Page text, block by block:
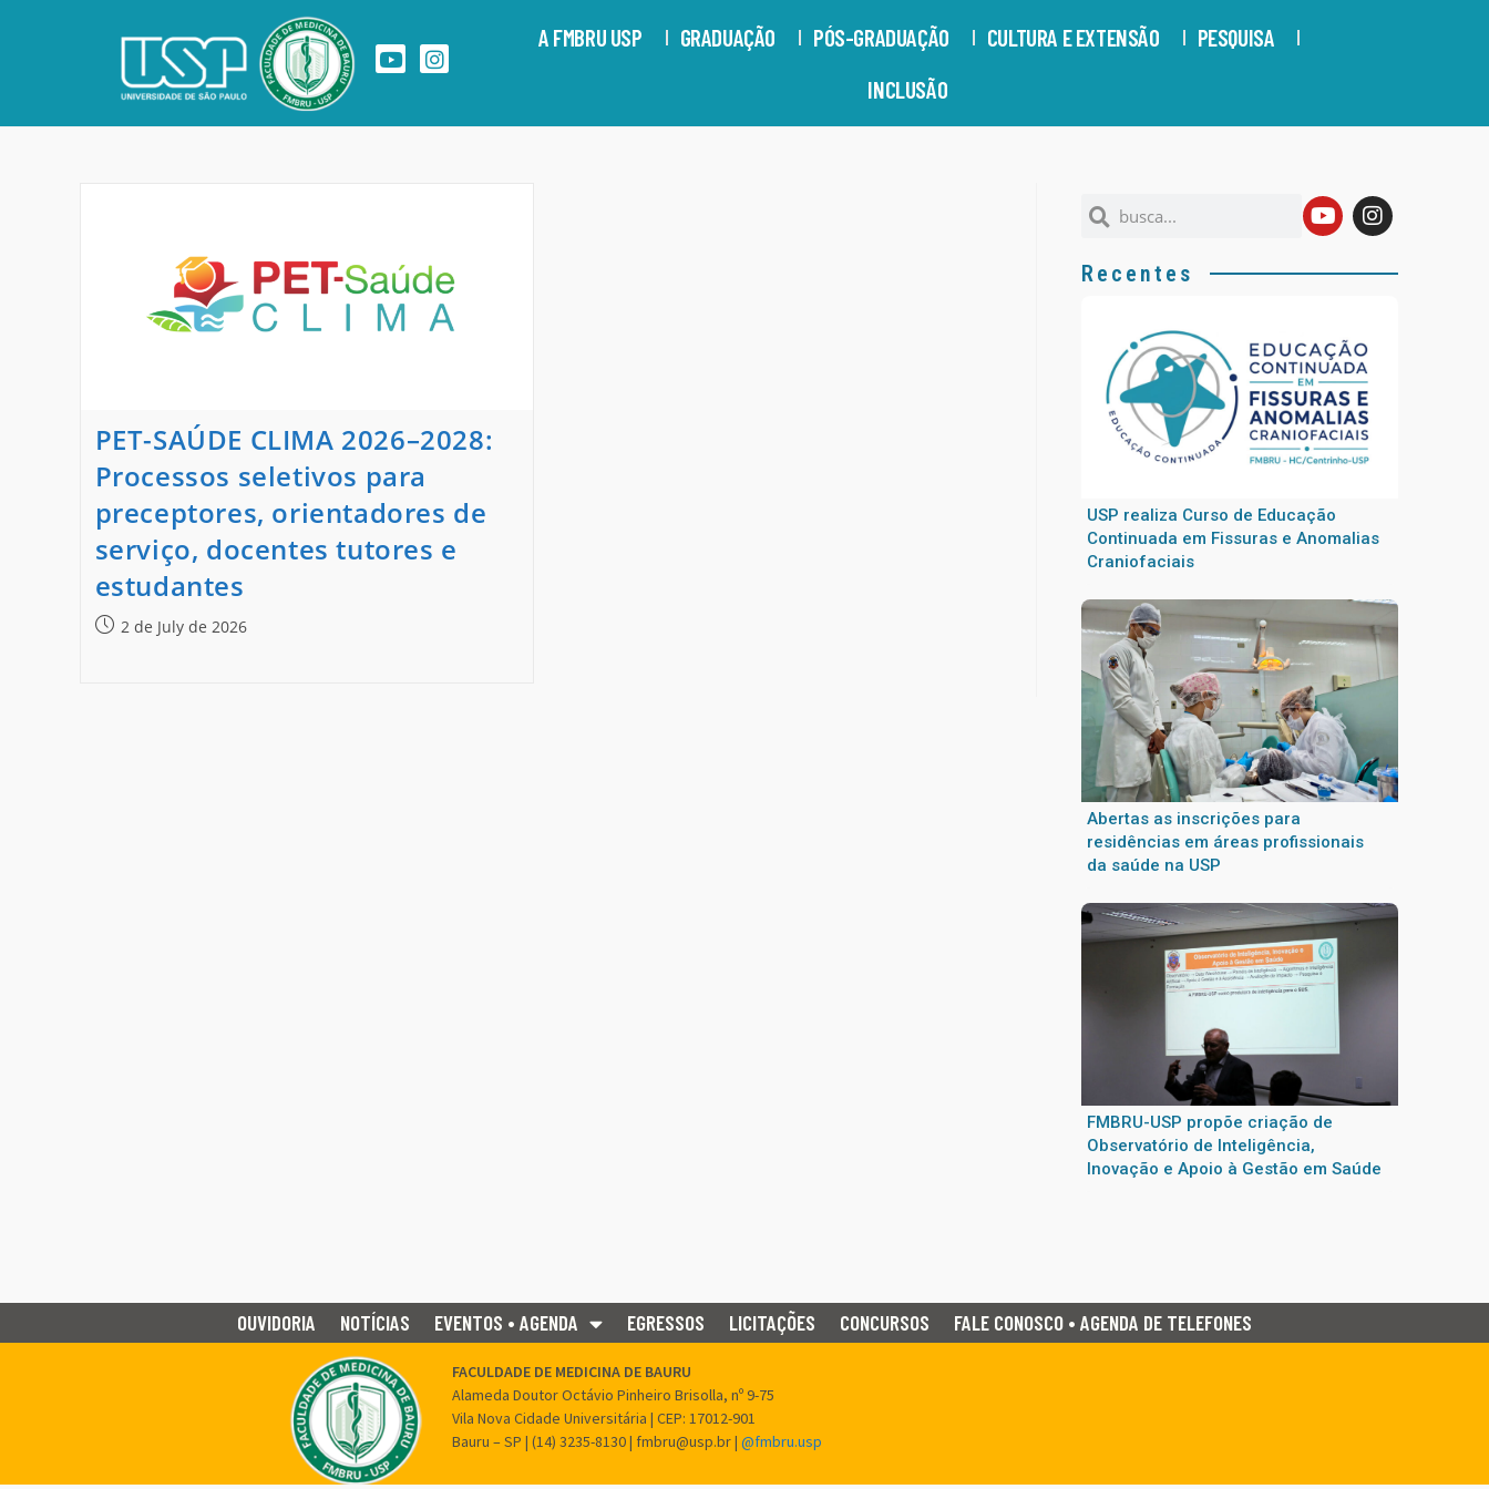
A FMBRU USP GRADUAÇÃO PÓS-GRADUAÇÃO CULTURA E EXTENSÃO
PESQUISA
INCLUSÃO
PET-SAÚDE CLIMA 2026–2028:
Processos seletivos para
preceptores, orientadores de
serviço, docentes tutores e
estudantes
2 de July de 2026
Recentes
USP realiza Curso de Educação
Continuada em Fissuras e Anomalias
Craniofaciais
Abertas as inscrições para
residências em áreas profissionais
da saúde na USP
FMBRU-USP propõe criação de
Observatório de Inteligência,
Inovação e Apoio à Gestão em Saúde
OUVIDORIA NOTÍCIAS EVENTOS • AGENDA EGRESSOS LICITAÇÕES CONCURSOS FALE CONOSCO • AGENDA DE TELEFONES
FACULDADE DE MEDICINA DE BAURU
Alameda Doutor Octávio Pinheiro Brisolla, nº 9-75
Vila Nova Cidade Universitária | CEP: 17012-901
Bauru – SP | (14) 3235-8130 | fmbru@usp.br |@fmbru.usp